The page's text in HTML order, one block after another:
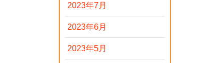
2023年7月
2023年6月
2023年5月